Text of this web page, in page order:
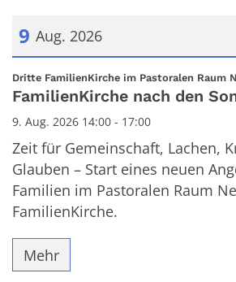
9 Aug. 2026
Datum: 9. August 2026
Dritte FamilienKirche im Pastoralen Raum
FamilienKirche nach den
9. Aug. 2026 14:00 - 17:00
Zeit für Gemeinschaft, Lachen,
Glauben – Start eines neuen
Familien im Pastoralen Raum
FamilienKirche.
Mehr